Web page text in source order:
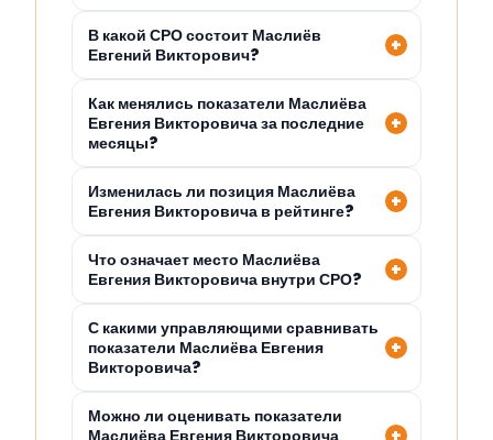
В какой СРО состоит Маслиёв
Евгений Викторович?
Как менялись показатели Маслиёва
Евгения Викторовича за последние
месяцы?
Изменилась ли позиция Маслиёва
Евгения Викторовича в рейтинге?
Что означает место Маслиёва
Евгения Викторовича внутри СРО?
С какими управляющими сравнивать
показатели Маслиёва Евгения
Викторовича?
Можно ли оценивать показатели